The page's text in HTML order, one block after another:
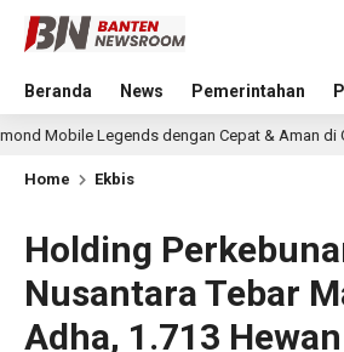
Beranda News Pemerintahan
dengan Cepat & Aman di Gamezi
Home Ekbis
Holding
Nusantara Tebar
Adha, 1.713